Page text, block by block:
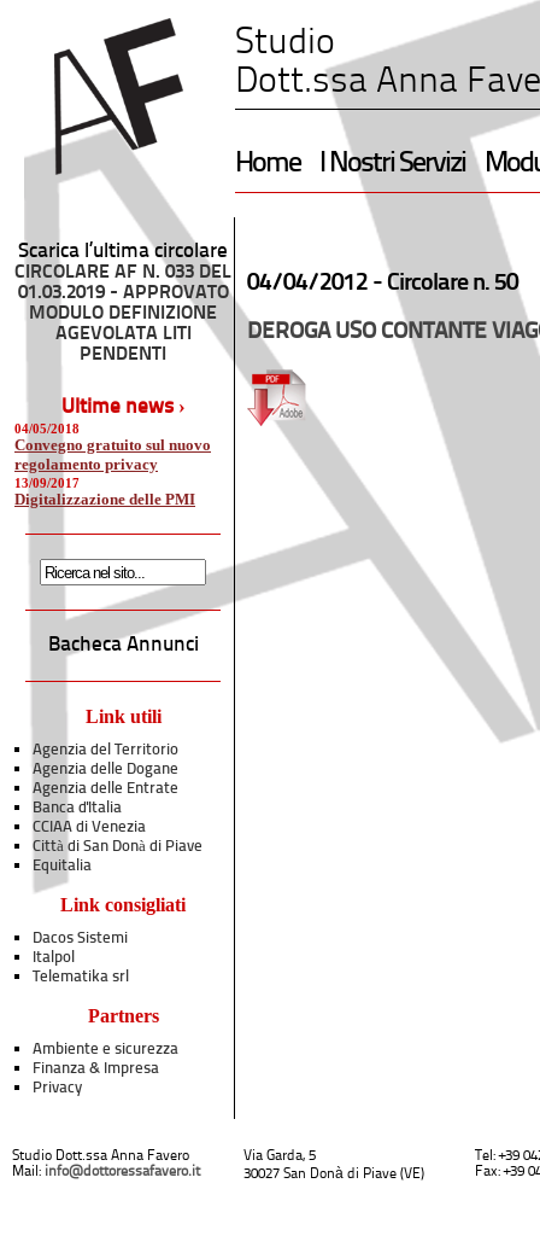
Studio
Dott.ssa Anna
Home I Nostri Servizi
Scarica l’ultima circolare
CIRCOLARE AF N. 033 DEL
01.03.2019 - APPROVATO
MODULO DEFINIZIONE
AGEVOLATA LITI
PENDENTI
Ultime news ›
04/05/2018
Convegno gratuito sul nuovo
regolamento privacy
13/09/2017
Digitalizzazione delle PMI
Bacheca Annunci
Link utili
Agenzia del Territorio
Agenzia delle Dogane
Agenzia delle Entrate
Banca d'Italia
CCIAA di Venezia
Città di San Donà di Piave
Equitalia
Link consigliati
Dacos Sistemi
Italpol
Telematika srl
Partners
Ambiente e sicurezza
Finanza & Impresa
Privacy
04/04/2012 - Circolare n. 50
DEROGA USO CONTANTE
Studio Dott.ssa Anna Favero
Mail: info@dottoressafavero.it
Via Garda, 5
30027 San Donà di Piave (VE)
Tel: +39
Fax: +39